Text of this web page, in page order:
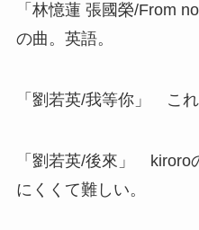
「林憶蓮 張國榮/From
の曲。英語。
「劉若英/我等你」 こ
「劉若英/後來」 kiroro
にくくて難しい。